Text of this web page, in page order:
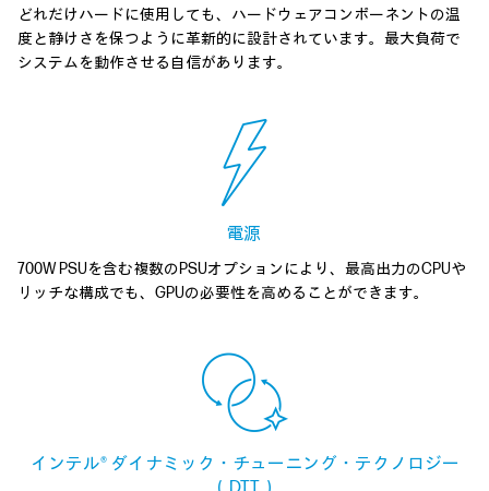
どれだけハードに使用しても、ハードウェアコンポーネントの温
度と静けさを保つように革新的に設計されています。最大負荷で
システムを動作させる自信があります。
電源
700W PSUを含む複数のPSUオプションにより、最高出力のCPUや
リッチな構成でも、GPUの必要性を高めることができます。
インテル® ダイナミック・チューニング・テクノロジー